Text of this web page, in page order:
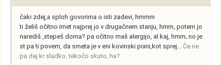
čaki zdej,a sploh govorima o isti zadevi, hmmm
ti želiš očitno imet najprej jo v drugačnem stanju, hmm, potem jo
narediš ,stepeš doma? pa očitno maš alergijo, al kaj, hmm; no je
st pa ti povem, da smeta je v eni kovinski pixni,kot sprej... Če ne
pa daj kr sladko, tekočo skuto, ha?